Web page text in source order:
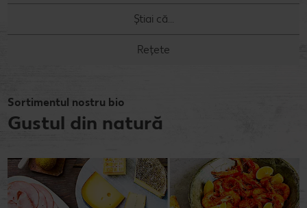
Știai că...
Rețete
Sortimentul nostru bio
Gustul din natură